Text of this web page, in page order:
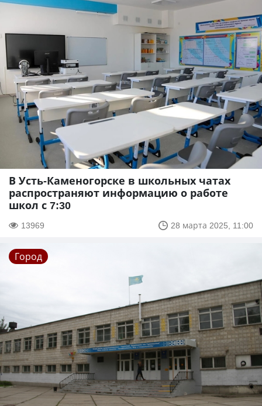
В Усть-Каменогорске в школьных чатах
распространяют информацию о работе
школ с 7:30
13969 28 марта 2025, 11:00
Город